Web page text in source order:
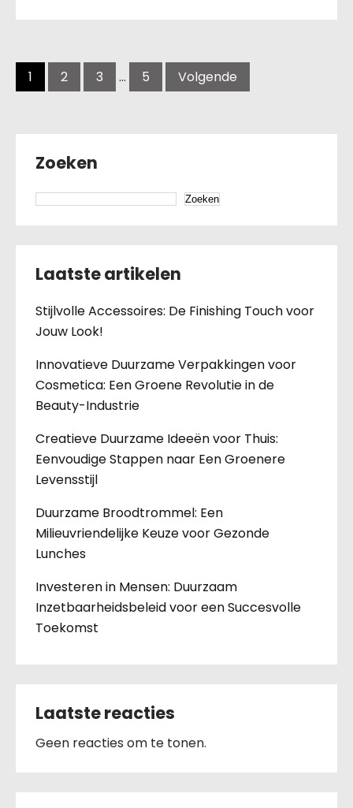
Berichten
navigatie
1 2 3 … 5 Volgende
Zoeken
Zoeken
Laatste artikelen
Stijlvolle Accessoires: De Finishing Touch voor
Jouw Look!
Innovatieve Duurzame Verpakkingen voor
Cosmetica: Een Groene Revolutie in de
Beauty-Industrie
Creatieve Duurzame Ideeën voor Thuis:
Eenvoudige Stappen naar Een Groenere
Levensstijl
Duurzame Broodtrommel: Een
Milieuvriendelijke Keuze voor Gezonde
Lunches
Investeren in Mensen: Duurzaam
Inzetbaarheidsbeleid voor een Succesvolle
Toekomst
Laatste reacties
Geen reacties om te tonen.